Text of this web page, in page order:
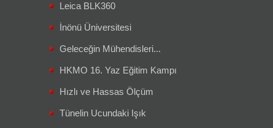
Leica BLK360
İnönü Üniversitesi
Geleceğin Mühendisleri...
HKMO 16. Yaz Eğitim Kampı
Hızlı ve Hassas Ölçüm
Tünelin Ucundaki Işık